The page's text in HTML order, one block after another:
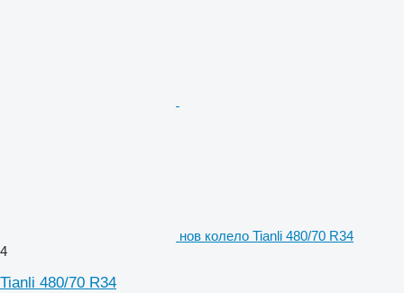
нов колело Tianli 480/70 R34
4
Tianli 480/70 R34